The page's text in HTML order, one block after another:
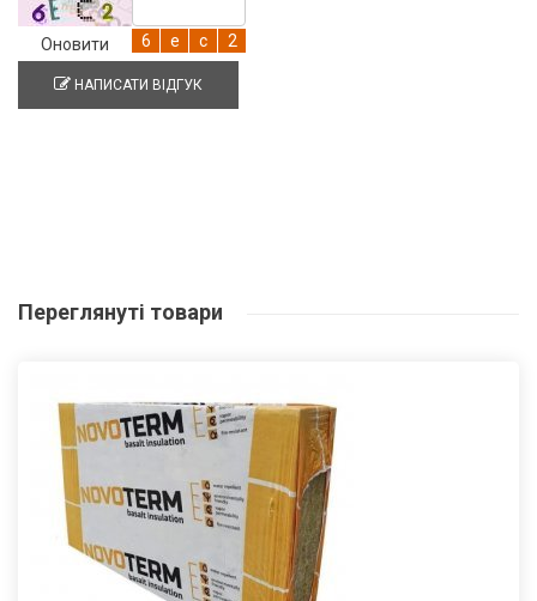
Оновити
НАПИСАТИ ВІДГУК
Переглянуті товари